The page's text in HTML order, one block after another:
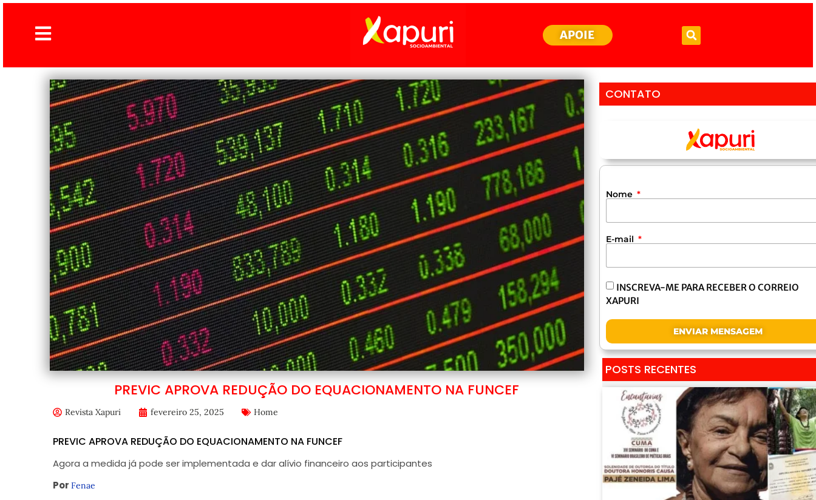
APOIE
PREVIC APROVA REDUÇÃO DO EQUACIONAMENTO NA FUNCEF
Revista Xapuri fevereiro 25, 2025 Home
PREVIC APROVA REDUÇÃO DO EQUACIONAMENTO NA FUNCEF
Agora a medida já pode ser implementada e dar alívio financeiro aos participantes
Por Fenae
CONTATO
Nome
E-mail
INSCREVA-ME PARA RECEBER O CORREIO
XAPURI
ENVIAR MENSAGEM
POSTS RECENTES